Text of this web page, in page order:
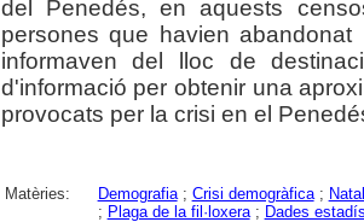
del Penedés, en aquests
persones que havien
informaven del lloc de
d'informació per obtenir una
provocats per la crisi en el
Matèries: Demografia; Crisi demogràfica;
; Plaga de la fil·loxera; Dades